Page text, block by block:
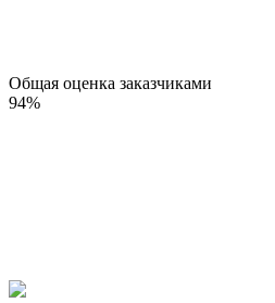
Общая оценка заказчиками
94%